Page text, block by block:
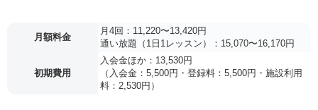
月額料金
月4回：11,220〜13,420円
通い放題（1日1レッスン）：15,070〜16,170円
初期費用
入会金ほか：13,530円
（入会金：5,500円・登録料：5,500円・施設利用
料：2,530円）